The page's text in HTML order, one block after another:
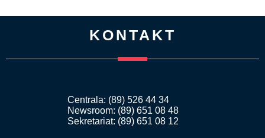
KONTAKT
Centrala: (89) 526 44 34
Newsroom: (89) 651 08 48
Sekretariat: (89) 651 08 12